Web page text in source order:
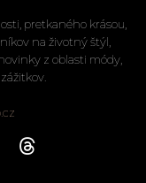
pretkaného krásou,
na životný štýl,
z oblasti módy,